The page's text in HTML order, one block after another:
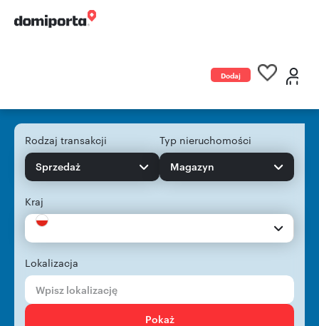
Dodaj
Rodzaj transakcji
Sprzedaż
Typ nieruchomości
Magazyn
Kraj
Lokalizacja
Pokaż